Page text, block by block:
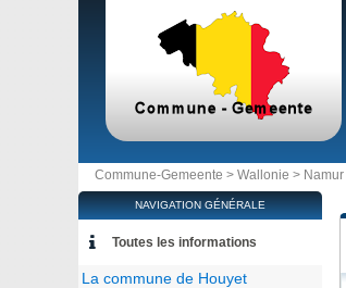
Commune-Gemeente > Wallonie > Namur
NAVIGATION GÉNÉRALE
Toutes les informations
La commune de Houyet